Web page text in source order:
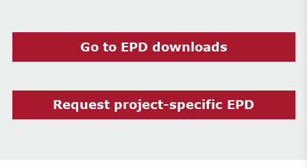
Go to EPD downloads
Request project-specific EPD